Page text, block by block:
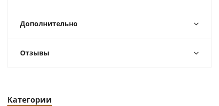
Дополнительно
Отзывы
Категории